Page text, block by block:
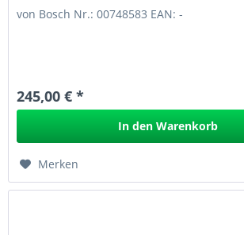
von Bosch Nr.: 00748583 EAN: -
245,00 € *
In den Warenkorb
Merken